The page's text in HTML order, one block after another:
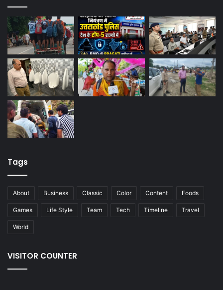
Tags
About Business Classic Color Content Foods
Games Life Style Team Tech Timeline Travel
World
VISITOR COUNTER